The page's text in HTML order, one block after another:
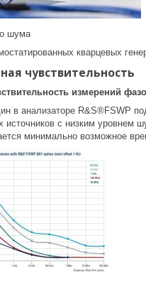
шума
кварцевых
чувствительность
измерений
в анализаторе R&S®FSWP
источников с низким уровнем
минимально возможное